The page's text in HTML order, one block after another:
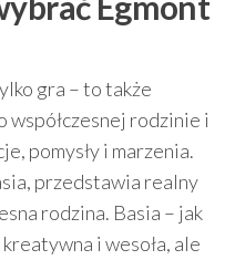
gra – to także
rodzinie i
pomysły i marzenia.
przedstawia realny
rodzina. Basia – jak
i wesoła, ale